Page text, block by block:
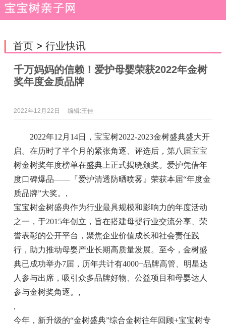
首页> 行业快讯
千万妈妈的信赖！爱护母婴荣获2022年金树
奖年度金质品牌
2022年12月22日 编辑:王佳
2022年12月14日，宝宝树2022-2023金树盛典盛大开
启。在历时了半个月的紧张角逐、评选后，第八届宝宝
树金树奖年度榜单在盛典上正式揭晓颁奖。爱护凭借年
度口碑爆品——『爱护清透防晒喷雾』荣获本届“年度金
质品牌”大奖。 ,
宝宝树金树盛典作为行业最具规模和影响力的年度活动
之一，于2015年创立，旨在搭建母婴行业交流分享、荣
誉表彰的公开平台，聚焦企业价值成长和社会责任践
行，助力推动母婴产业长期高质量发展。至今，金树盛
典已成功举办7届，历年共计有4000+品牌高管、明星达
人参与出席，吸引众多品牌好物、公益项目和母婴达人
参与金树奖角逐。 ,
,
今年，新升级的“金树盛典”综合金树往年回顾+宝宝树专